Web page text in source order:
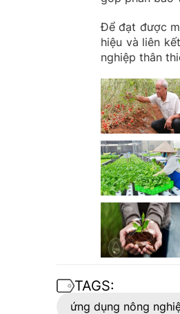
Để đạt được
hiệu và liên
nghiệp thân
TAGS:
ứng dụng nông